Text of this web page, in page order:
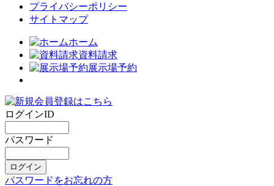
プライバシーポリシー
サイトマップ
ホーム
資料請求
展示場予約
ログインID
パスワード
パスワードをお忘れの方